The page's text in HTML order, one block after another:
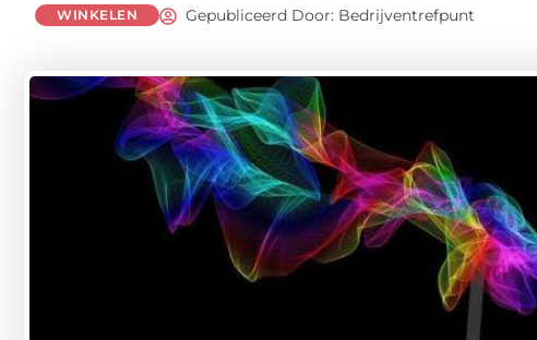
WINKELEN Gepubliceerd Door: Bedrijventrefpunt